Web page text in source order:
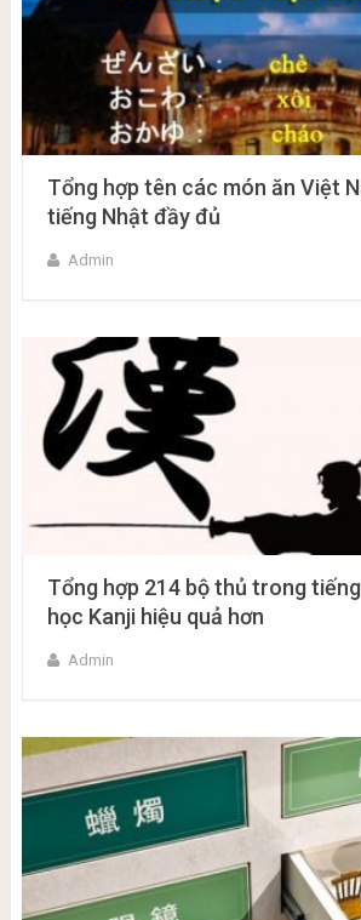
Tổng hợp tên các món ăn Việt
tiếng Nhật đầy đủ
Admin
Tổng hợp 214 bộ thủ trong
học Kanji hiệu quả hơn
Admin